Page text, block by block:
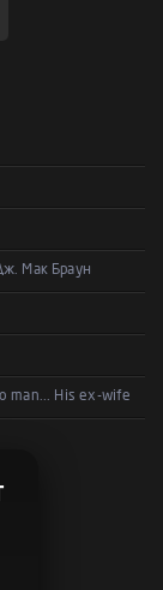
Мак Браун
man... His ex-wife